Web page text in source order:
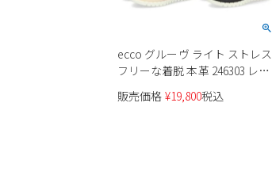
ecco グルーヴ ライト ストレス
フリーな着脱 本革 246303 レデ
ィース
販売価格 ¥19,800税込